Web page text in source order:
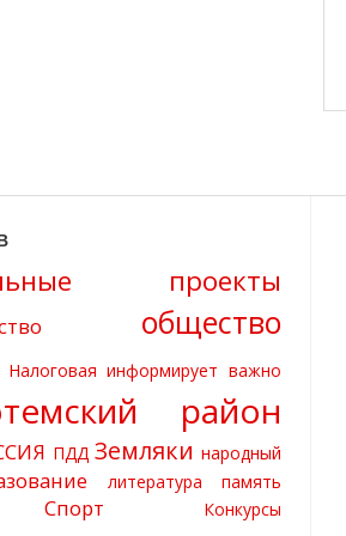
проекты
общество
Налоговая информирует важно
район
ПДД Земляки народный
литература
память
Спорт Конкурсы